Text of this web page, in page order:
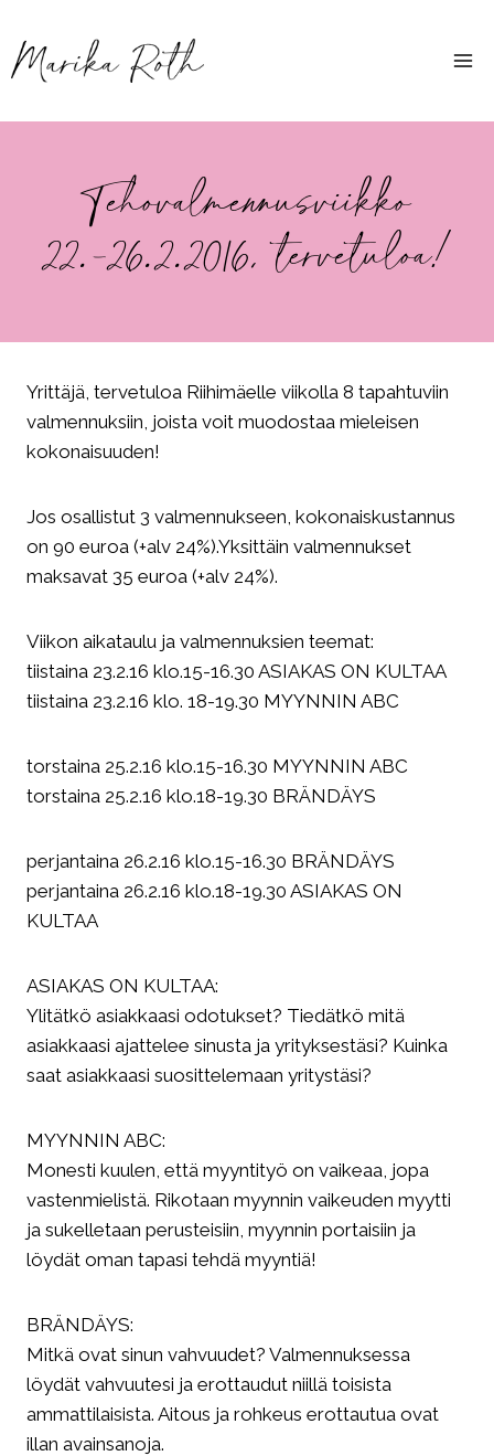
sisältöön
Tehovalmennusviikko
22.-26.2.2016, tervetuloa!
Yrittäjä, tervetuloa Riihimäelle viikolla 8 tapahtuviin
valmennuksiin, joista voit muodostaa mieleisen
kokonaisuuden!
Jos osallistut 3 valmennukseen, kokonaiskustannus
on 90 euroa (+alv 24%).Yksittäin valmennukset
maksavat 35 euroa (+alv 24%).
Viikon aikataulu ja valmennuksien teemat:
tiistaina 23.2.16 klo.15-16.30 ASIAKAS ON KULTAA
tiistaina 23.2.16 klo. 18-19.30 MYYNNIN ABC
torstaina 25.2.16 klo.15-16.30 MYYNNIN ABC
torstaina 25.2.16 klo.18-19.30 BRÄNDÄYS
perjantaina 26.2.16 klo.15-16.30 BRÄNDÄYS
perjantaina 26.2.16 klo.18-19.30 ASIAKAS ON
KULTAA
ASIAKAS ON KULTAA:
Ylitätkö asiakkaasi odotukset? Tiedätkö mitä
asiakkaasi ajattelee sinusta ja yrityksestäsi? Kuinka
saat asiakkaasi suosittelemaan yritystäsi?
MYYNNIN ABC:
Monesti kuulen, että myyntityö on vaikeaa, jopa
vastenmielistä. Rikotaan myynnin vaikeuden myytti
ja sukelletaan perusteisiin, myynnin portaisiin ja
löydät oman tapasi tehdä myyntiä!
BRÄNDÄYS:
Mitkä ovat sinun vahvuudet? Valmennuksessa
löydät vahvuutesi ja erottaudut niillä toisista
ammattilaisista. Aitous ja rohkeus erottautua ovat
illan avainsanoja.